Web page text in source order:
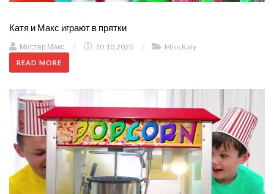
Катя и Макс играют в прятки
Мистер Макс / 10.10.2020 / Miss Katy
READ MORE